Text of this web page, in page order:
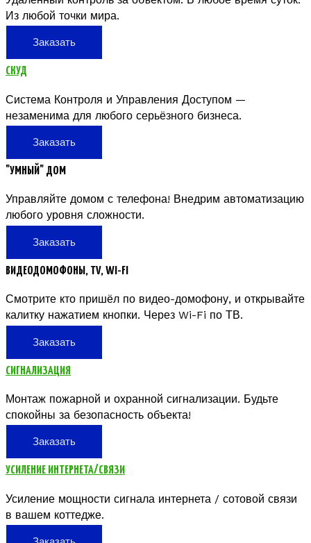
Из любой точки мира.
Заказать
СКУД
Система Контроля и Управления Доступом —
незаменима для любого серьёзного бизнеса.
Заказать
"УМНЫЙ" ДОМ
Управляйте домом с телефона! Внедрим автоматизацию
любого уровня сложности.
Заказать
ВИДЕОДОМОФОНЫ, TV, WI-FI
Смотрите кто пришёл по видео-домофону, и открывайте
калитку нажатием кнопки. Через Wi-Fi по ТВ.
Заказать
СИГНАЛИЗАЦИЯ
Монтаж пожарной и охранной сигнализации. Будьте
спокойны за безопасность объекта!
Заказать
УСИЛЕНИЕ ИНТЕРНЕТА/СВЯЗИ
Усиление мощности сигнала интернета / сотовой связи
в вашем коттедже.